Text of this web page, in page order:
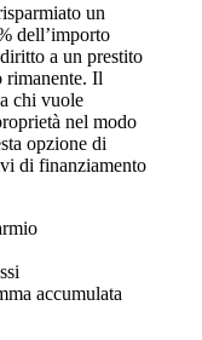
un
dell’importo
a un prestito
rimanente. Il
chi vuole
nel modo
opzione di
di finanziamento
accumulata